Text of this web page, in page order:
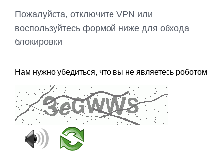
Пожалуйста, отключите VPN или
воспользуйтесь формой ниже для обхода
блокировки
Нам нужно убедиться, что вы не являетесь роботом